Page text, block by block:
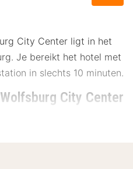
City Center ligt in het
Je bereikt het hotel met
in slechts 10 minuten.
City Center
City Center beschikt